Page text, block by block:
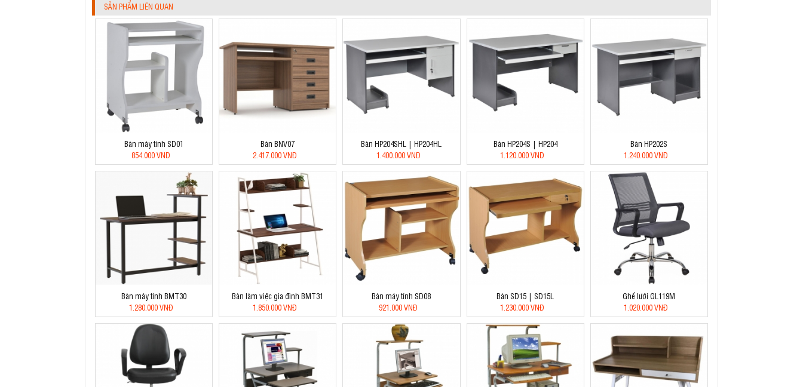
SẢN PHẨM LIÊN QUAN
Bàn máy tính SD01
854.000 VNĐ
Bàn BNV07
2.417.000 VNĐ
Bàn HP204SHL | HP204HL
1.400.000 VNĐ
Bàn HP204S | HP204
1.120.000 VNĐ
Bàn HP202S
1.240.000 VNĐ
Bàn máy tính BMT30
1.280.000 VNĐ
Bàn làm việc gia đình BMT31
1.850.000 VNĐ
Bàn máy tính SD08
921.000 VNĐ
Bàn SD15 | SD15L
1.230.000 VNĐ
Ghế lưới GL119M
1.020.000 VNĐ